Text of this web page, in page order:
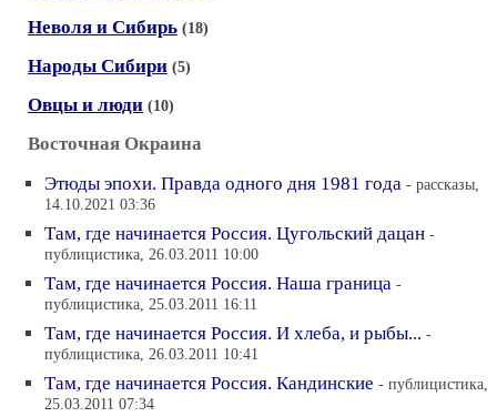
Неволя и Сибирь (18)
Народы Сибири (5)
Овцы и люди (10)
Восточная Окраина
Этюды эпохи. Правда одного дня 1981 года - рассказы,
14.10.2021 03:36
Там, где начинается Россия. Цугольский дацан -
публицистика, 26.03.2011 10:00
Там, где начинается Россия. Наша граница -
публицистика, 25.03.2011 16:11
Там, где начинается Россия. И хлеба, и рыбы... -
публицистика, 26.03.2011 10:41
Там, где начинается Россия. Кандинские - публицистика,
25.03.2011 07:34